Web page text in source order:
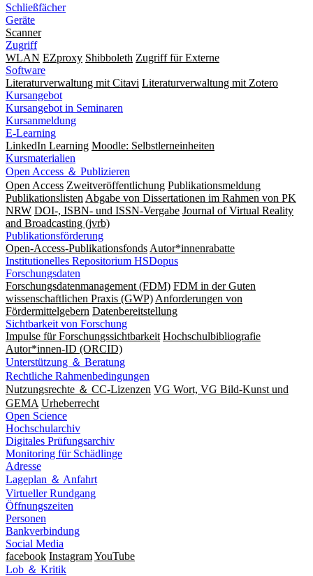
Schließfächer
Geräte
Scanner
Zugriff
WLAN EZproxy Shibboleth Zugriff für Externe
Software
Literaturverwaltung mit Citavi Literaturverwaltung mit Zotero
Kursangebot
Kursangebot in Seminaren
Kursanmeldung
E-Learning
LinkedIn Learning Moodle: Selbstlerneinheiten
Kursmaterialien
Open Access ＆ Publizieren
Open Access Zweitveröffentlichung Publikationsmeldung
Publikationslisten Abgabe von Dissertationen im Rahmen von PK
NRW DOI-, ISBN- und ISSN-Vergabe Journal of Virtual Reality
and Broadcasting (jvrb)
Publikationsförderung
Open-Access-Publikationsfonds Autor*innenrabatte
Institutionelles Repositorium HSDopus
Forschungsdaten
Forschungsdatenmanagement (FDM) FDM in der Guten
wissenschaftlichen Praxis (GWP) Anforderungen von
Fördermittelgebern Datenbereitstellung
Sichtbarkeit von Forschung
Impulse für Forschungssichtbarkeit Hochschulbibliografie
Autor*innen-ID (ORCID)
Unterstützung ＆ Beratung
Rechtliche Rahmenbedingungen
Nutzungsrechte ＆ CC-Lizenzen VG Wort, VG Bild-Kunst und
GEMA Urheberrecht
Open Science
Hochschularchiv
Digitales Prüfungsarchiv
Monitoring für Schädlinge
Adresse
Lageplan ＆ Anfahrt
Virtueller Rundgang
Öffnungszeiten
Personen
Bankverbindung
Social Media
facebook InstagramYouTube
Lob ＆ Kritik